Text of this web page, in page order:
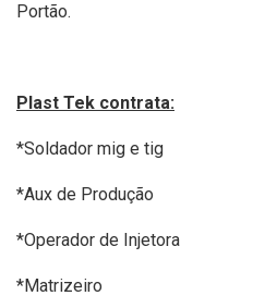
Portão.
Plast Tek contrata:
*Soldador mig e tig
*Aux de Produção
*Operador de Injetora
*Matrizeiro